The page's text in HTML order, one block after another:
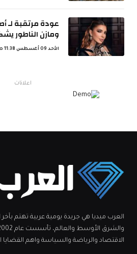
عودة مرتقبة لـ
ومازن الناطور
الأحد 09 أغسطس 11:38 ص
اعلانات
العرب ميديا هي جريدة يومية عربية تهتم بآخر
الاقتصاد والرياضة والسياسة واهم القضايا